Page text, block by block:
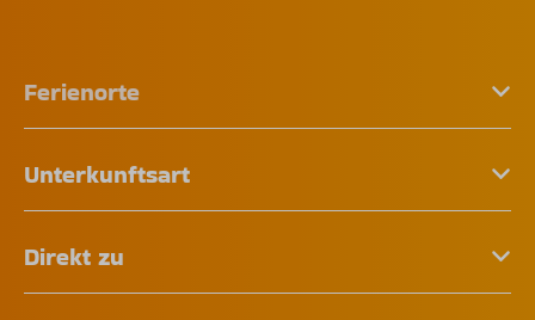
Ferienorte
Unterkunftsart
Direkt zu